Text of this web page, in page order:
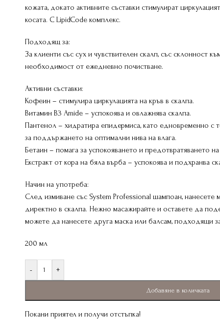
кожата, докато активните съставки стимулират
косата. С LipidCode комплекс.
Подходящ за:
За клиенти със сух и чувствителен скалп, със склонност
необходимост от ежедневно почистване.
Активни съставки:
Кофеин – стимулира циркулацията на кръв в скалпа.
Витамин B3 Amide – успокоява и овлажнява скалпа.
Пантенол – хидратира епидермиса, като едновременно с
за поддържането на оптимални нива на влага.
Бетаин – помага за успокояването и предотвратяването
Екстракт от кора на бяла върба – успокоява и подхранва
Начин на употреба:
След измиване със System Professional шампоан, нанесете
директно в скалпа. Нежно масажирайте и оставете да
можете да нанесете друга маска или балсам, подходящи
200 мл
- +
Добавяне в количката
Покани приятел и получи отстъпка!